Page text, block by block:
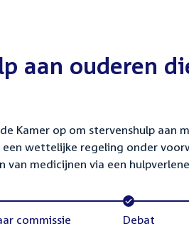
aan ouderen
op om stervenshulp aan
wettelijke regeling onder
medicijnen via een
commissie Voltooid:
Debat